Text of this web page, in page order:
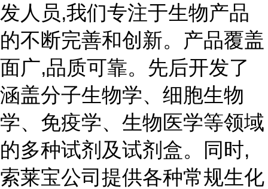
发人员,我们专注于生物产品
的不断完善和创新。产品覆盖
面广,品质可靠。先后开发了
涵盖分子生物学、细胞生物
学、免疫学、生物医学等领域
的多种试剂及试剂盒。同时,
索莱宝公司提供各种常规生化